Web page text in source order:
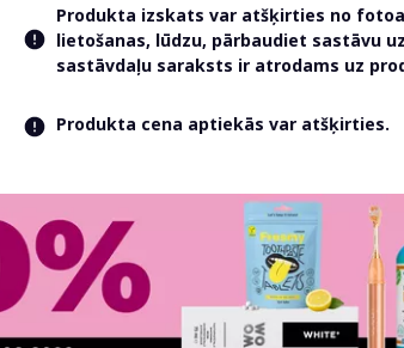
Produkta izskats var atšķirties no
lietošanas, lūdzu, pārbaudiet sastāvu
sastāvdaļu saraksts ir atrodams uz
Produkta cena aptiekās var atšķirties.